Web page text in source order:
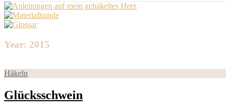
Year: 2015
Häkeln
Glücksschwein